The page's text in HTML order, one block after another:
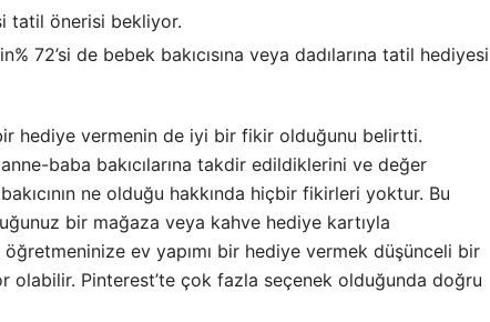
tatil önerisi bekliyor.
72’si de bebek bakıcısına veya dadılarına tatil hediyesi
hediye vermenin de iyi bir fikir olduğunu belirtti.
baba bakıcılarına takdir edildiklerini ve değer
ne olduğu hakkında hiçbir fikirleri yoktur. Bu
bir mağaza veya kahve hediye kartıyla
öğretmeninize ev yapımı bir hediye vermek düşünceli bir
olabilir. Pinterest’te çok fazla seçenek olduğunda doğru